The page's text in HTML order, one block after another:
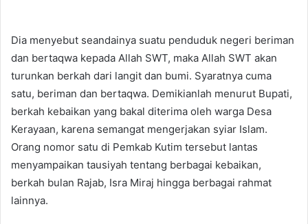
Dia menyebut seandainya suatu penduduk negeri beriman
dan bertaqwa kepada Allah SWT, maka Allah SWT akan
turunkan berkah dari langit dan bumi. Syaratnya cuma
satu, beriman dan bertaqwa. Demikianlah menurut Bupati,
berkah kebaikan yang bakal diterima oleh warga Desa
Kerayaan, karena semangat mengerjakan syiar Islam.
Orang nomor satu di Pemkab Kutim tersebut lantas
menyampaikan tausiyah tentang berbagai kebaikan,
berkah bulan Rajab, Isra Miraj hingga berbagai rahmat
lainnya.